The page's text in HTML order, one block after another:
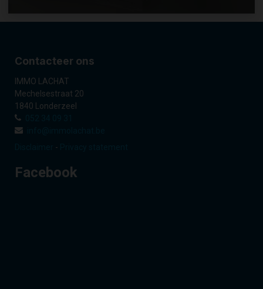
Contacteer ons
IMMO LACHAT
Mechelsestraat 20
1840 Londerzeel
-
Facebook